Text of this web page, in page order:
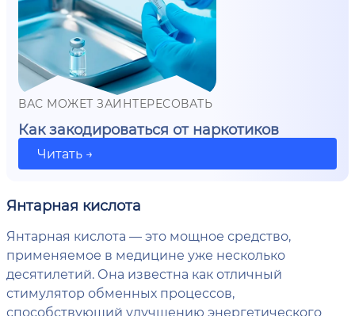
ВАС МОЖЕТ ЗАИНТЕРЕСОВАТЬ
Как закодироваться от наркотиков
Читать →
Янтарная кислота
Янтарная кислота — это мощное средство,
применяемое в медицине уже несколько
десятилетий. Она известна как отличный
стимулятор обменных процессов,
способствующий улучшению энергетического